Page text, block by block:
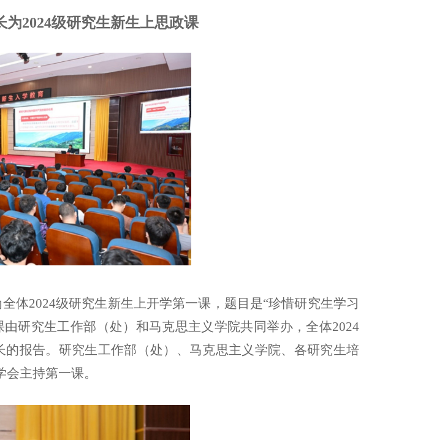
2024级研究生新生上思政课
体2024级研究生新生上开学第一课，题目是“珍惜研究生学习
研究生工作部（处）和马克思主义学院共同举办，全体2024
报告。研究生工作部（处）、马克思主义学院、各研究生培
主持第一课。